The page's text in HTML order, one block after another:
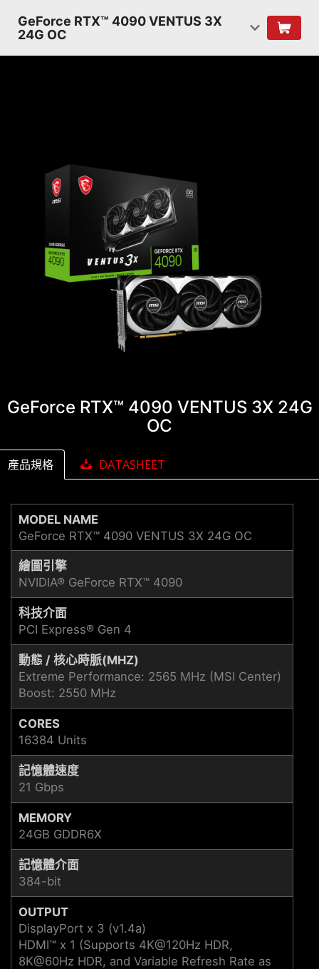
GeForce RTX™ 4090 VENTUS 3X
24G OC
GeForce RTX™ 4090 VENTUS 3X 24G
OC
產品規格 DATASHEET
MODEL NAME
GeForce RTX™ 4090 VENTUS 3X 24G OC
繪圖引擎
NVIDIA® GeForce RTX™ 4090
科技介面
PCI Express® Gen 4
動態 / 核心時脈(MHZ)
Extreme Performance: 2565 MHz (MSI Center)
Boost: 2550 MHz
CORES
16384 Units
記憶體速度
21 Gbps
MEMORY
24GB GDDR6X
記憶體介面
384-bit
OUTPUT
DisplayPort x 3 (v1.4a)
HDMI™ x 1 (Supports 4K@120Hz HDR,
8K@60Hz HDR, and Variable Refresh Rate as